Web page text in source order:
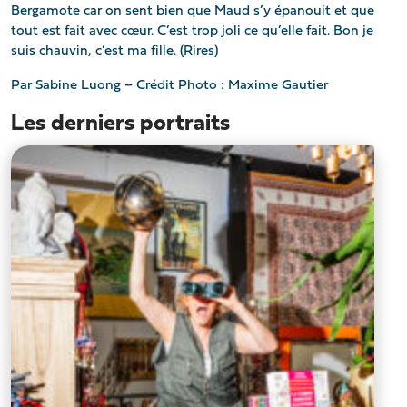
Bergamote car on sent bien que Maud s’y épanouit et que
tout est fait avec cœur. C’est trop joli ce qu’elle fait. Bon je
suis chauvin, c’est ma fille. (Rires)
Par Sabine Luong – Crédit Photo : Maxime Gautier
Les derniers portraits